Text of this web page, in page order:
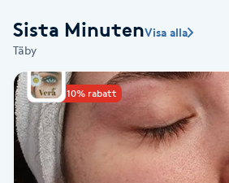
Babylights
Balayage
Bambumassage
Barber
Sista Minuten
Täby
Visa alla
Upp till 10% rabatt